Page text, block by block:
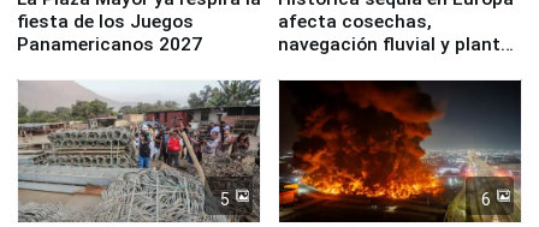
fiesta de los Juegos
Panamericanos 2027
afecta cosechas,
navegación fluvial y plantas
5 6